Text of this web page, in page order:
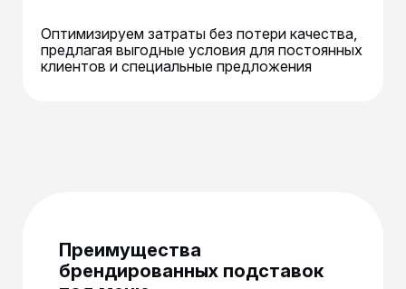
Оптимизируем затраты без потери качества,
предлагая выгодные условия для постоянных
клиентов и специальные предложения
Преимущества
брендированных подставок